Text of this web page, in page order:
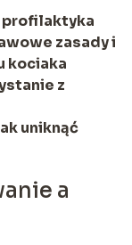
profilaktyka
zasady i
kociaka
z
uniknąć
a